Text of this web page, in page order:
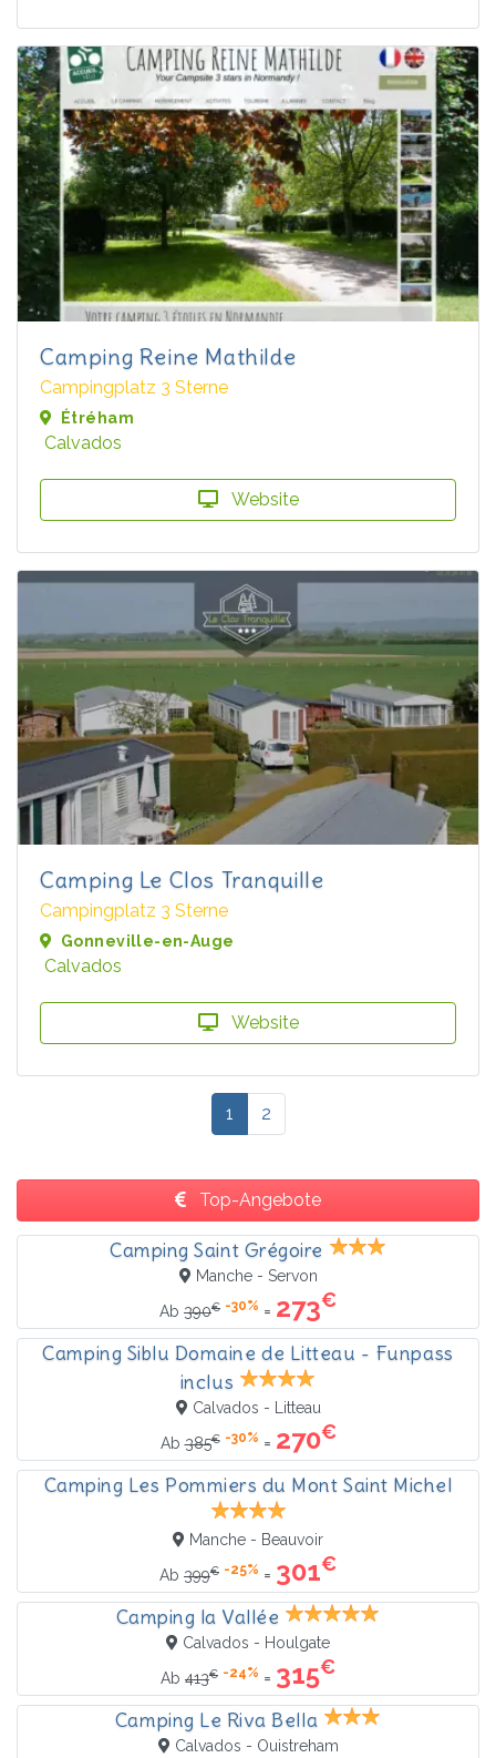
Camping Reine Mathilde
Campingplatz 3 Sterne
Étréham
Calvados
Website
Camping Le Clos Tranquille
Campingplatz 3 Sterne
Gonneville-en-Auge
Calvados
Website
1 2
Top-Angebote
Camping Saint Grégoire
Manche - Servon
Ab 390€ -30% = 273€
Camping Siblu Domaine de Litteau - Funpass
inclus
Calvados - Litteau
Ab385€ -30% = 270€
Camping Les Pommiers du Mont Saint Michel
Manche - Beauvoir
Ab 399€ -25% = 301€
Camping la Vallée
Calvados - Houlgate
Ab 413€ -24% = 315€
Camping Le Riva Bella
Calvados - Ouistreham